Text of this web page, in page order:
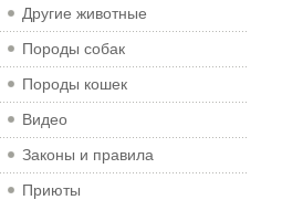
Другие животные
Породы собак
Породы кошек
Видео
Законы и правила
Приюты